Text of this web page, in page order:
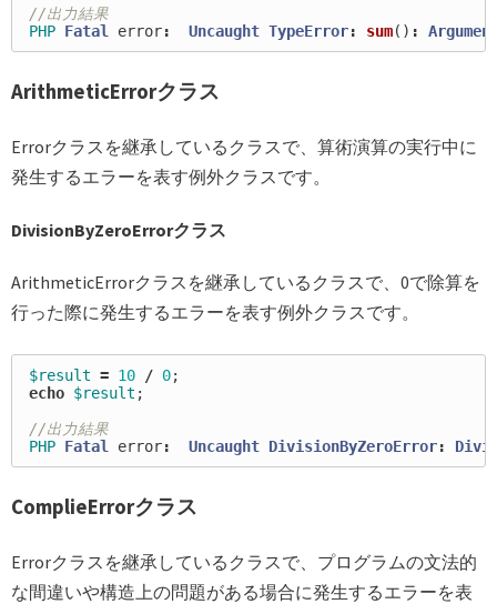
//出力結果
PHP Fatal error: Uncaught TypeError: sum() :
ArithmeticErrorクラス
Errorクラスを継承しているクラスで、算術演算の実行中に
発生するエラーを表す例外クラスです。
DivisionByZeroErrorクラス
ArithmeticErrorクラスを継承しているクラスで、0で除算を
行った際に発生するエラーを表す例外クラスです。
$result = 10 / 0;
echo $result ;
//出力結果
PHP Fatal error: Uncaught DivisionByZeroError:
ComplieErrorクラス
Errorクラスを継承しているクラスで、プログラムの文法的
な間違いや構造上の問題がある場合に発生するエラーを表